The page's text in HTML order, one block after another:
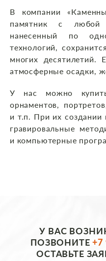
В компании
памятник с любой
нанесенный по
технологий,
многих
атмосферные осадки,
У нас можно купить
орнаментов,
и т.п. При их создании
гравировальные
и компьютерные
У ВАС
ПОЗВОНИТЕ+7
ОСТАВЬТЕ